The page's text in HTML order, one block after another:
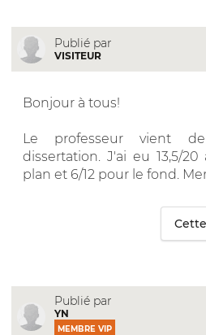
Publié par
VISITEUR
Bonjour à tous!
Le professeur vient
dissertation. J'ai eu 13,5/
plan et 6/12 pour le fond.
Publié par
YN
MEMBRE VIP